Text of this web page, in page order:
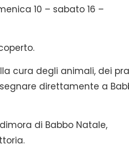
10 – sabato 16 –
cura degli animali, dei
direttamente a
di Babbo Natale,